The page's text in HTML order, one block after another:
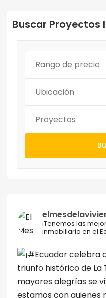
Buscar Proyectos
Rango de precio
Ubicación
Proyectos
¡Tenemos las
inmobiliario en el